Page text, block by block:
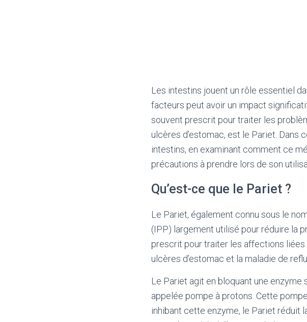
Les intestins jouent un rôle essentiel
facteurs peut avoir un impact
souvent prescrit pour traiter les
ulcères d’estomac, est le Pariet.
intestins, en examinant comment ce
précautions à prendre lors de son
Qu’est-ce que le Pariet ?
Le Pariet, également connu sous le
(IPP) largement utilisé pour réduire la
prescrit pour traiter les affections
ulcères d’estomac et la maladie de
Le Pariet agit en bloquant une enzyme
appelée pompe à protons. Cette
inhibant cette enzyme, le Pariet réduit